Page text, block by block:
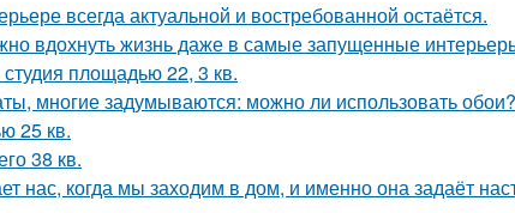
всегда актуальной и востребованной остаётся.
вдохнуть жизнь даже в самые запущенные
площадью 22, 3 кв.
многие задумываются: можно ли использовать обои?
25 кв.
38 кв.
нас, когда мы заходим в дом, и именно она задаёт